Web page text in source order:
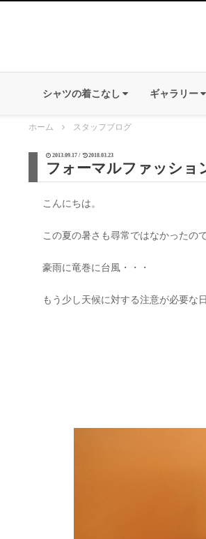
シャツの着こなし ギャラリー
ホーム スタッフブログ
2013.09.17 / 2018.03.23
フォーマルファッショ
こんにちは。
この夏の暑さも尋常ではなかったの
豪雨に竜巻に台風・・・
もう少し天候に対する注意が必要な